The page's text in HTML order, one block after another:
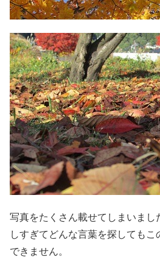
写真をたくさん載せてしまいまし
しすぎてどんな言葉を探しても
できません。